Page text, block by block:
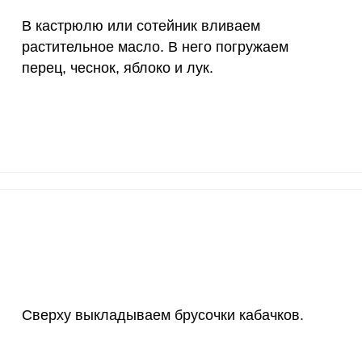
12 мг
В кастрюлю или сотейник вливаем
растительное масло. В него погружаем
перец, чеснок, яблоко и лук.
Сверху выкладываем брусочки кабачков.